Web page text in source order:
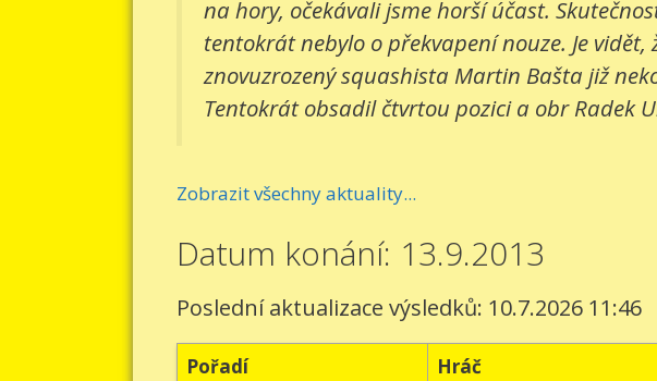
na hory, očekávali jsme horší účast.
tentokrát nebylo o překvapení nouze. Je
znovuzrozený squashista Martin Bašta již
Tentokrát obsadil čtvrtou pozici a obr Radek
Zobrazit všechny aktuality...
Datum konání: 13.9.2013
Poslední aktualizace výsledků: 10.7.2026 11:46
Pořadí Hráč